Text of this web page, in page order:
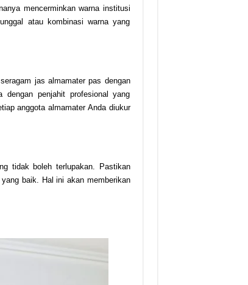
mencerminkan warna institusi
atau kombinasi warna yang
jas almamater pas dengan
dengan penjahit profesional yang
anggota almamater Anda diukur
tidak boleh terlupakan. Pastikan
baik. Hal ini akan memberikan